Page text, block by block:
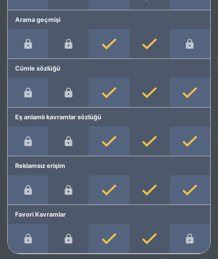
Arama geçmişi
Cümle sözlüğü
Eş anlamlı kavramlar sözlüğü
Reklamsız erişim
Favori Kavramlar